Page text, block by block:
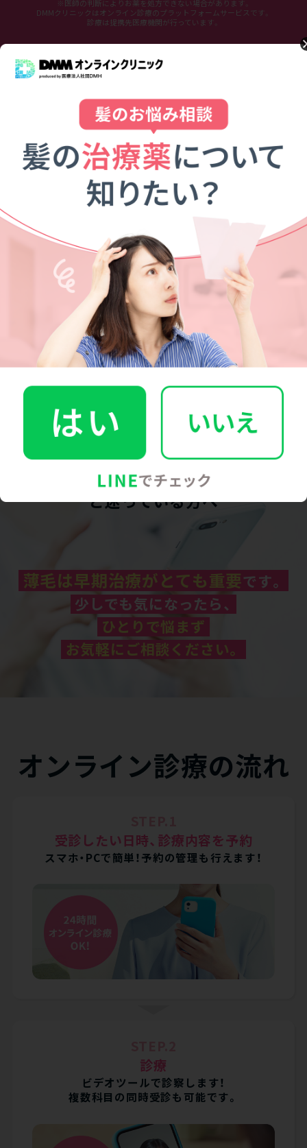
※医師の判断によりお薬を処方できない場合があります。
DMMクリニックはオンライン診療のプラットフォームサービスです。
診療は提携先医療機関が行っています。
お客様のお声
時間通りにご対応してくれた上、
カメラ・マイクのお操作方法も
ご丁寧にご案内
心しました。お任せしてよかった
です。
迅速に発送もして頂き、
大変助かります。
処方できない場合があります。
「受診するほどの症状じゃないかも...」
と迷っている方へ
薄毛は早期治療がとても重要です。
少しでも気になったら、
ひとりで悩まず
お気軽にご相談ください。
オンライン診療の流れ
受診したい日時、診療内容を予約
スマホ・PCで簡単！予約の管理も行えます！
診療
ビデオツールで診察します！
複数科目の同時受診も可能です。